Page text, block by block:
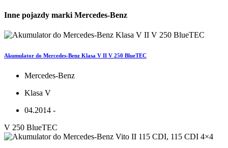
Inne pojazdy marki Mercedes-Benz
Akumulator do Mercedes-Benz Klasa V II V 250 BlueTEC
Mercedes-Benz
Klasa V
04.2014 -
V 250 BlueTEC